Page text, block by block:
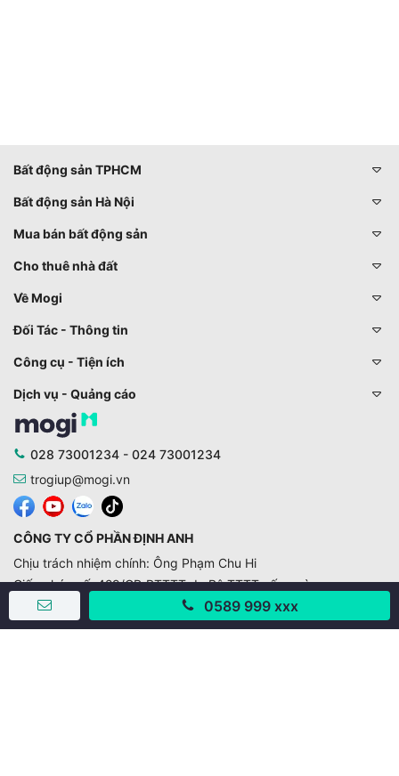
0589 999 xxx
Bất động sản TPHCM
Bất động sản Hà Nội
Mua bán bất động sản
Cho thuê nhà đất
Về Mogi
Đối Tác - Thông tin
Công cụ - Tiện ích
Dịch vụ - Quảng cáo
028 73001234 - 024 73001234
trogiup@mogi.vn
CÔNG TY CỔ PHẦN ĐỊNH ANH
Chịu trách nhiệm chính: Ông Phạm Chu Hi
Giấy phép số: 429/GP-BTTTT do Bộ TTTT cấp ngày
11/10/2019
Trụ sở chính: